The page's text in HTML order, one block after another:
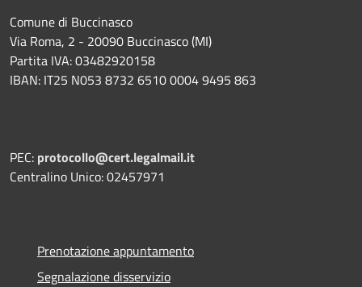
Comune di Buccinasco
Via Roma, 2 - 20090 Buccinasco (MI)
Partita IVA: 03482920158
IBAN: IT25 N053 8732 6510 0004 9495 863
PEC: protocollo@cert.legalmail.it
Centralino Unico: 02457971
Prenotazione appuntamento
Segnalazione disservizio